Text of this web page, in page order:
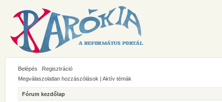
Belépés Regisztráció
Megválaszolatlan hozzászólások | Aktív témák
Fórum kezdőlap